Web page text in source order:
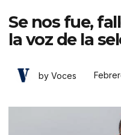
Se nos fue,
la voz de la
by Voces